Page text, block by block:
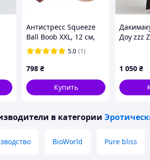
Антистресс Squeeze
Ball Boob XXL, 12 см,
900 г sexstyle5.0 (1)
798 ₴
Купить
Доу zzz
лутшая
1 050 ₴
в категории
BioWorld Pure bliss